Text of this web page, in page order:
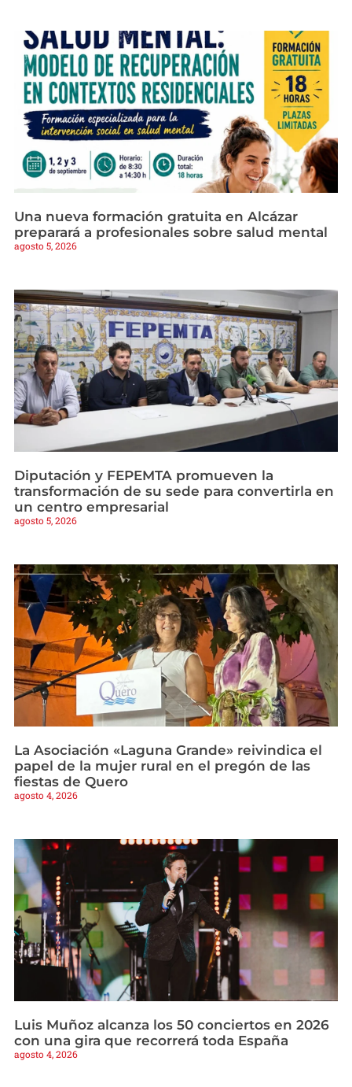
Una nueva formación gratuita en Alcázar
preparará a profesionales sobre salud mental
agosto 5, 2026
Diputación y FEPEMTA promueven la
transformación de su sede para convertirla en
un centro empresarial
agosto 5, 2026
La Asociación «Laguna Grande» reivindica el
papel de la mujer rural en el pregón de las
fiestas de Quero
agosto 4, 2026
Luis Muñoz alcanza los 50 conciertos en 2026
con una gira que recorrerá toda España
agosto 4, 2026